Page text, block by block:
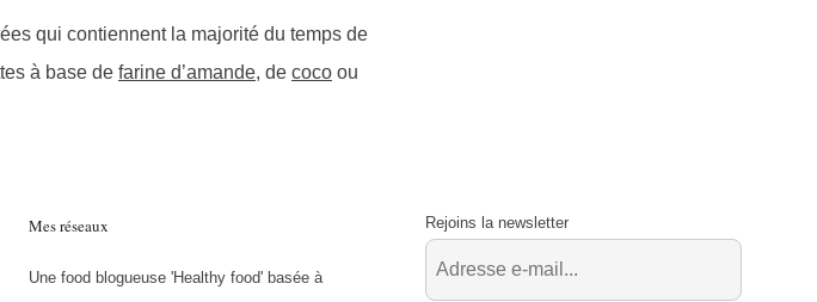
qui contiennent la majorité du temps de
à base de farine d’amande, de coco ou
Mes réseaux
Une food blogueuse 'Healthy food' basée à
Rejoins la newsletter